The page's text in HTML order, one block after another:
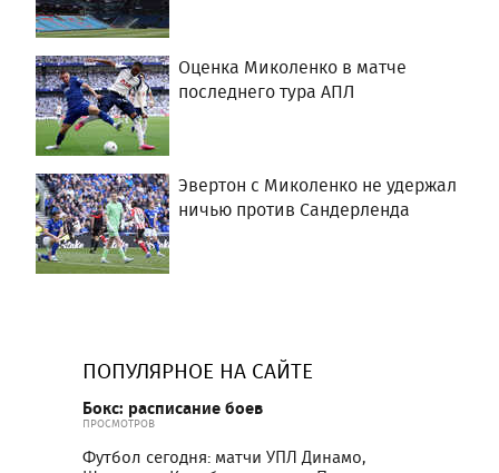
Оценка Миколенко в матче
последнего тура АПЛ
Эвертон с Миколенко не удержал
ничью против Сандерленда
ПОПУЛЯРНОЕ НА САЙТЕ
Бокс: расписание боев
ПРОСМОТРОВ
Футбол сегодня: матчи УПЛ Динамо,